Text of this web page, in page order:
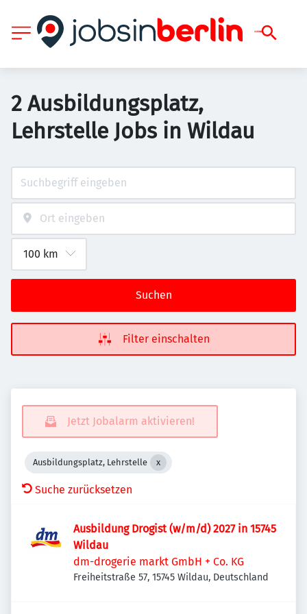
2 Ausbildungsplatz,
Lehrstelle Jobs in Wildau
Suchen
Filter einschalten
Jetzt Jobalarm aktivieren!
Ausbildungsplatz, Lehrstelle
Suche zurücksetzen
Ausbildung Drogist (w/m/d) 2027 in 15745
Wildau
dm-drogerie markt GmbH + Co. KG
Freiheitstraße 57, 15745 Wildau, Deutschland